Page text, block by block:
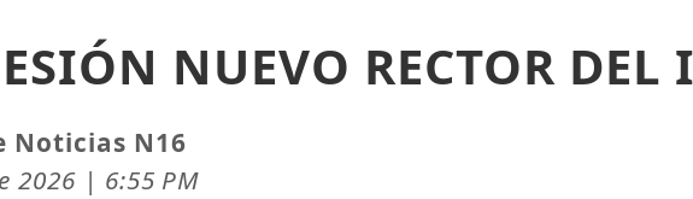
NUEVO RECTOR DEL
Noticias N16
2026 | 6:55 PM